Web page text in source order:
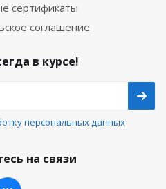
сертификаты
соглашение
в курсе!
персональных данных
на связи